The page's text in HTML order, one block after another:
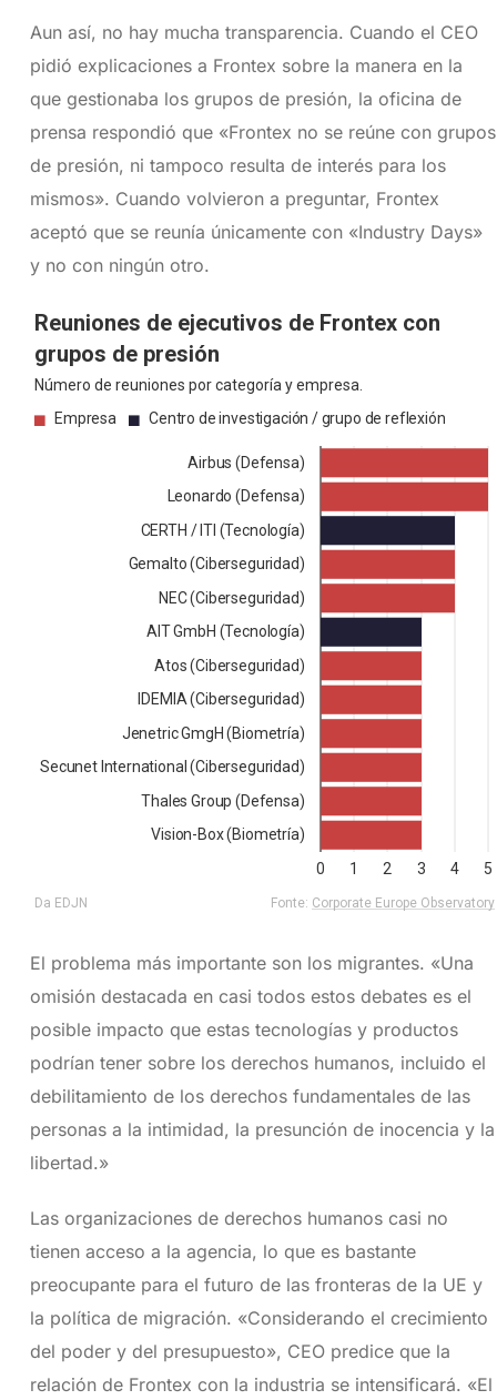
Aun así, no hay mucha transparencia. Cuando el CEO
pidió explicaciones a Frontex sobre la manera en la
que gestionaba los grupos de presión, la oficina de
prensa respondió que «Frontex no se reúne con grupos
de presión, ni tampoco resulta de interés para los
mismos». Cuando volvieron a preguntar, Frontex
aceptó que se reunía únicamente con «Industry Days»
y no con ningún otro.
El problema más importante son los migrantes. «Una
omisión destacada en casi todos estos debates es el
posible impacto que estas tecnologías y productos
podrían tener sobre los derechos humanos, incluido el
debilitamiento de los derechos fundamentales de las
personas a la intimidad, la presunción de inocencia y la
libertad.»
Las organizaciones de derechos humanos casi no
tienen acceso a la agencia, lo que es bastante
preocupante para el futuro de las fronteras de la UE y
la política de migración. «Considerando el crecimiento
del poder y del presupuesto», CEO predice que la
relación de Frontex con la industria se intensificará. «El